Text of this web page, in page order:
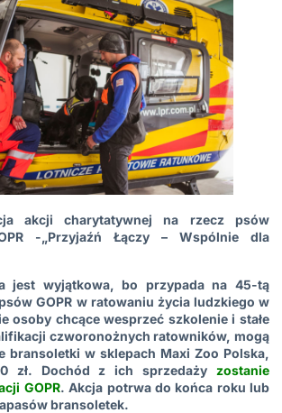
akcji charytatywnej na rzecz psów
-„Przyjaźń Łączy – Wspólnie dla
jest wyjątkowa, bo przypada na 45-tą
GOPR w ratowaniu życia ludzkiego w
osoby chcące wesprzeć szkolenie i stałe
czworonożnych ratowników, mogą
bransoletki w sklepach Maxi Zoo Polska,
zł. Dochód z ich sprzedaży zostanie
GOPR. Akcja potrwa do końca roku lub
bransoletek.